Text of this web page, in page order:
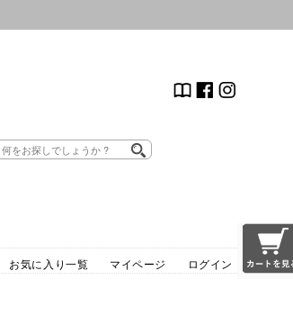
お気に入り一覧 マイページ ログイン